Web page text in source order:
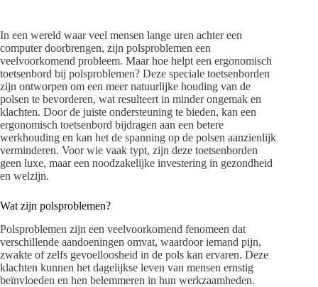
In een wereld waar veel mensen lange uren achter een
computer doorbrengen, zijn polsproblemen een
veelvoorkomend probleem. Maar hoe helpt een ergonomisch
toetsenbord bij polsproblemen? Deze speciale toetsenborden
zijn ontworpen om een meer natuurlijke houding van de
polsen te bevorderen, wat resulteert in minder ongemak en
klachten. Door de juiste ondersteuning te bieden, kan een
ergonomisch toetsenbord bijdragen aan een betere
werkhouding en kan het de spanning op de polsen aanzienlijk
verminderen. Voor wie vaak typt, zijn deze toetsenborden
geen luxe, maar een noodzakelijke investering in gezondheid
en welzijn.
Wat zijn polsproblemen?
Polsproblemen zijn een veelvoorkomend fenomeen dat
verschillende aandoeningen omvat, waardoor iemand pijn,
zwakte of zelfs gevoelloosheid in de pols kan ervaren. Deze
klachten kunnen het dagelijkse leven van mensen ernstig
beïnvloeden en hen belemmeren in hun werkzaamheden.